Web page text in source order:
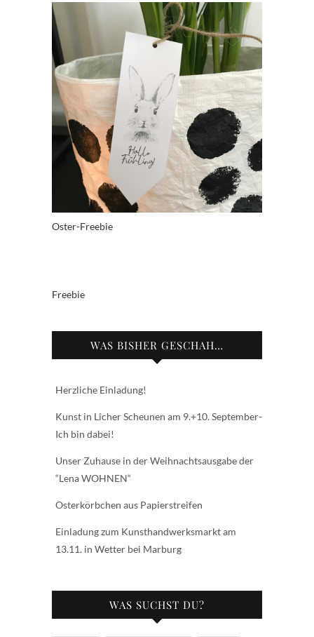
Oster-Freebie
Freebie
WAS BISHER GESCHAH…
Herzliche Einladung!
Kunst in Licher Scheunen am 9.+10. September-
Ich bin dabei!
Unser Zuhause in der Weihnachtsausgabe der
“Lena WOHNEN“
Osterkörbchen aus Papierstreifen
Einladung zum Kunsthandwerksmarkt am
13.11. in Wetter bei Marburg
WAS SUCHST DU?